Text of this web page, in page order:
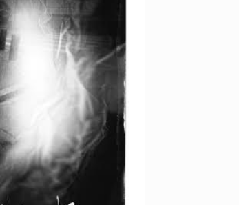
YO! CHUI
あの時のあの写真